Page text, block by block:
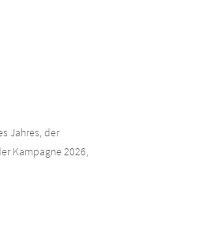
Jahres, der
Kampagne 2026,